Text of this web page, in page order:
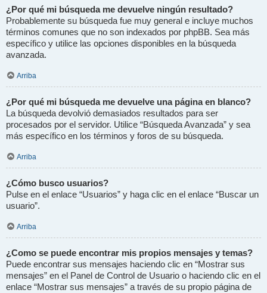
¿Por qué mi búsqueda me devuelve ningún resultado?
Probablemente su búsqueda fue muy general e incluye muchos
términos comunes que no son indexados por phpBB. Sea más
específico y utilice las opciones disponibles en la búsqueda
avanzada.
Arriba
¿Por qué mi búsqueda me devuelve una página en blanco?
La búsqueda devolvió demasiados resultados para ser
procesados por el servidor. Utilice “Búsqueda Avanzada” y sea
más específico en los términos y foros de su búsqueda.
Arriba
¿Cómo busco usuarios?
Pulse en el enlace “Usuarios” y haga clic en el enlace “Buscar un
usuario”.
Arriba
¿Como se puede encontrar mis propios mensajes y temas?
Puede encontrar sus mensajes haciendo clic en “Mostrar sus
mensajes” en el Panel de Control de Usuario o haciendo clic en el
enlace “Mostrar sus mensajes” a través de su propio página de